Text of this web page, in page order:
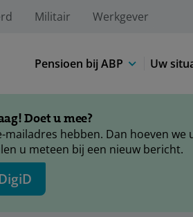
Militair Werkgever
Pensioen bij ABP Uw
Doet u mee?
mailadres hebben. Dan hoeven
u meteen bij een nieuw bericht.